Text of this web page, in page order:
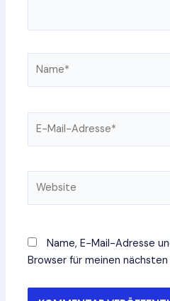
Mail-
Name, E-Mail-Adresse
Browser für meinen